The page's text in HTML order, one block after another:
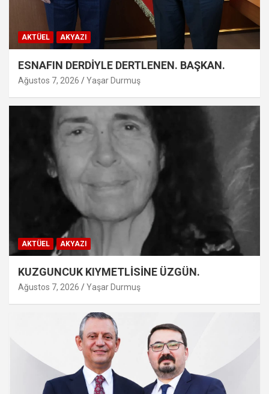
AKTÜEL AKYAZI
ESNAFIN DERDİYLE DERTLENEN. BAŞKAN.
Ağustos 7, 2026 Yaşar Durmuş
AKTÜEL AKYAZI
KUZGUNCUK KIYMETLİSİNE ÜZGÜN.
Ağustos 7, 2026 Yaşar Durmuş